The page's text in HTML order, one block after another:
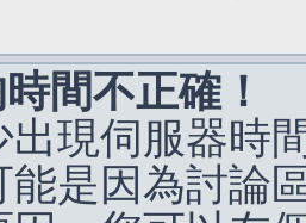
間不正確！
出現伺服器時
能是因為討論